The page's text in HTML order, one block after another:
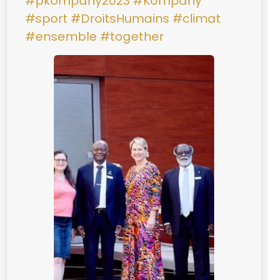
#sport #DroitsHumains #climat
#ensemble #together